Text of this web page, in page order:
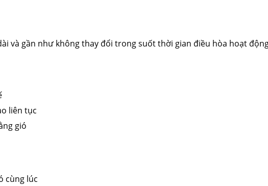
và gần như không thay đổi trong suốt thời gian điều hòa hoạt
liên tục
gió
cùng lúc